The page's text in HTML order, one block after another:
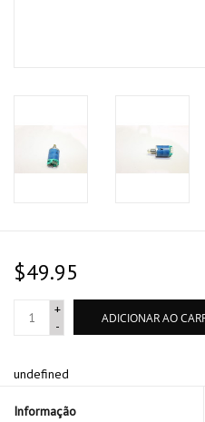
$49.95
+
-
ADICIONAR AO
undefined
Informação